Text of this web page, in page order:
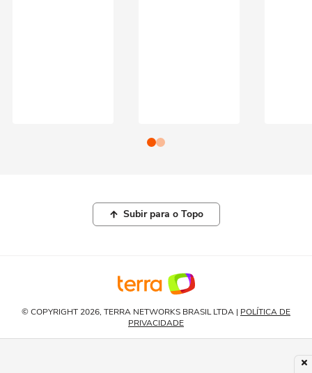
Subir para o Topo
© COPYRIGHT 2026, TERRA NETWORKS BRASIL LTDA | POLÍTICA DE
PRIVACIDADE